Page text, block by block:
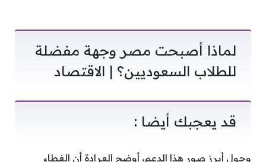
لماذا أصبحت مصر وجهة مفضلة
للطلاب السعوديين؟ | الاقتصاد
قد يعجبك أيضا :
وحول أبرز صور هذا الدعم، أوضح العرادة أن الغطاء